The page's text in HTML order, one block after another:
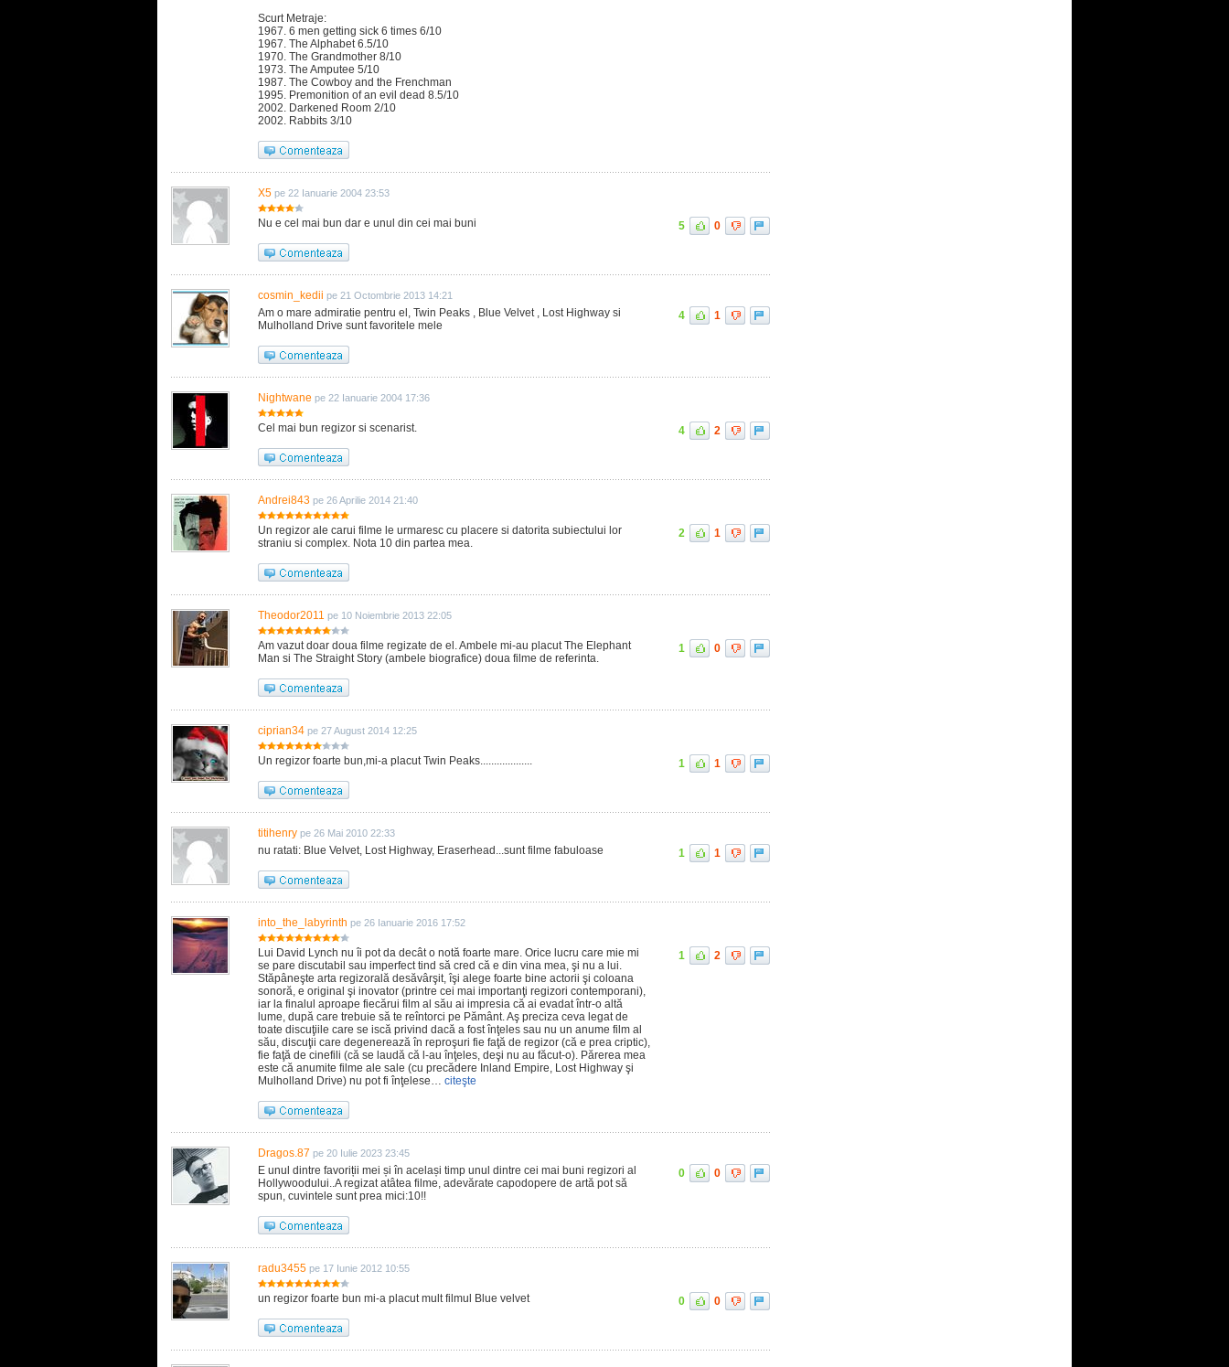
Scurt Metraje:
1967. 6 men getting sick 6 times 6/10
1967. The Alphabet 6.5/10
1970. The Grandmother 8/10
1973. The Amputee 5/10
1987. The Cowboy and the Frenchman
1995. Premonition of an evil dead 8.5/10
2002. Darkened Room 2/10
2002. Rabbits 3/10
X5 pe 22 Ianuarie 2004 23:53
Nu e cel mai bun dar e unul din cei mai buni 5 0
cosmin_kedii pe 21 Octombrie 2013 14:21
Am o mare admiratie pentru el, Twin Peaks , Blue Velvet , Lost Highway si
Mulholland Drive sunt favoritele mele
4 1
Nightwane pe 22 Ianuarie 2004 17:36
Cel mai bun regizor si scenarist. 4 2
Andrei843 pe 26 Aprilie 2014 21:40
Un regizor ale carui filme le urmaresc cu placere si datorita subiectului lor
straniu si complex. Nota 10 din partea mea.
2 1
Theodor2011 pe 10 Noiembrie 2013 22:05
Am vazut doar doua filme regizate de el. Ambele mi-au placut The Elephant
Man si The Straight Story (ambele biografice) doua filme de referinta.
1 0
ciprian34 pe 27 August 2014 12:25
Un regizor foarte bun,mi-a placut Twin Peaks................... 1 1
titihenry pe 26 Mai 2010 22:33
nu ratati: Blue Velvet, Lost Highway, Eraserhead...sunt filme fabuloase 1 1
into_the_labyrinth pe 26 Ianuarie 2016 17:52
Lui David Lynch nu îi pot da decât o notă foarte mare. Orice lucru care mie mi
se pare discutabil sau imperfect tind să cred că e din vina mea, şi nu a lui.
Stăpâneşte arta regizorală desăvârşit, îşi alege foarte bine actorii şi coloana
sonoră, e original şi inovator (printre cei mai importanţi regizori contemporani),
iar la finalul aproape fiecărui film al său ai impresia că ai evadat într-o altă
lume, după care trebuie să te reîntorci pe Pământ. Aş preciza ceva legat de
toate discuţiile care se iscă privind dacă a fost înţeles sau nu un anume film al
său, discuţii care degenerează în reproşuri fie faţă de regizor (că e prea criptic),
fie faţă de cinefili (că se laudă că l-au înţeles, deşi nu au făcut-o). Părerea mea
este că anumite filme ale sale (cu precădere Inland Empire, Lost Highway şi
Mulholland Drive) nu pot fi înţelese…
citeşte
1 2
Dragos.87 pe 20 Iulie 2023 23:45
E unul dintre favoriții mei și în același timp unul dintre cei mai buni regizori al
Hollywoodului..A regizat atâtea filme, adevărate capodopere de artă pot să
spun, cuvintele sunt prea mici:10!!
0 0
radu3455 pe 17 Iunie 2012 10:55
un regizor foarte bun mi-a placut mult filmul Blue velvet 0 0